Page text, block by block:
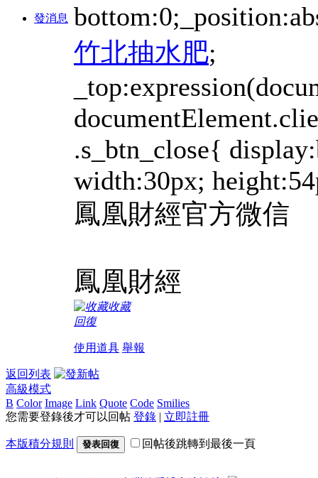
發消息
竹北抽水肥;
.s_btn_close{
width:30px;
鳳凰財經官方微信
鳳凰財經
收藏
回復
使用道具 舉報
返回列表
高級模式
B Color Image Link Quote Code Smilies
您需要登錄後才可以回帖 登錄 | 立即註冊
本版積分規則 發表回復 回帖後跳轉到最後一頁